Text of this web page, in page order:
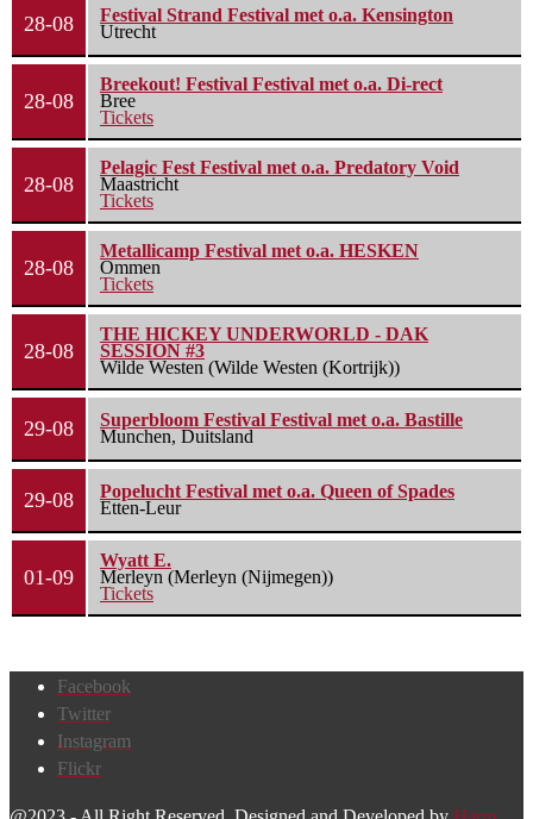
28-08
Festival Strand Festival met o.a. Kensington
Utrecht
28-08
Breekout! Festival Festival met o.a. Di-rect
Bree
Tickets
28-08
Pelagic Fest Festival met o.a. Predatory Void
Maastricht
Tickets
28-08
Metallicamp Festival met o.a. HESKEN
Ommen
Tickets
28-08
THE HICKEY UNDERWORLD - DAK
SESSION #3
Wilde Westen (Wilde Westen (Kortrijk))
29-08
Superbloom Festival Festival met o.a. Bastille
Munchen, Duitsland
29-08
Popelucht Festival met o.a. Queen of Spades
Etten-Leur
01-09
Wyatt E.
Merleyn (Merleyn (Nijmegen))
Tickets
Facebook
Twitter
Instagram
Flickr